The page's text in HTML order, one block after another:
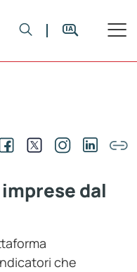
dal
che